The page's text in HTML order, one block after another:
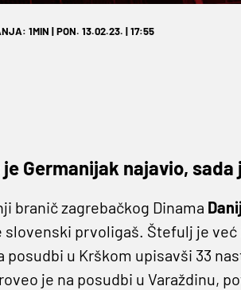
1MIN | PON. 13.02.23. | 17:55
je Germanijak najavio,
branič zagrebačkog Dinama
slovenski prvoligaš. Štefulj je već
posudbi u Krškom upisavši 33
je na posudbi u Varaždinu,